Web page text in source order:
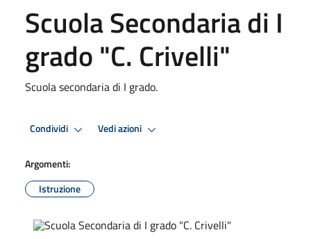
Scuola Secondaria di I
grado "C. Crivelli"
Scuola secondaria di I grado.
Condividi Vedi azioni
Argomenti:
Istruzione